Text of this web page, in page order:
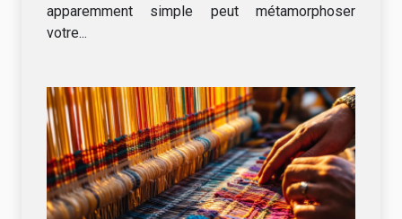
apparemment simple peut métamorphoser
votre...